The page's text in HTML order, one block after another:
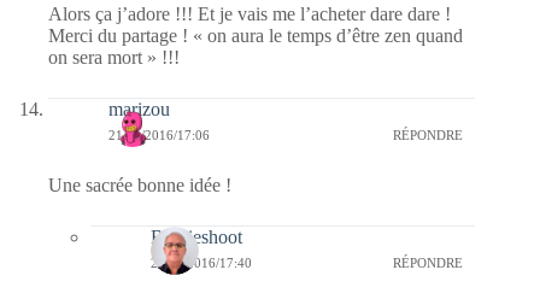
Alors ça j’adore !!! Et je vais me l’acheter dare dare !
Merci du partage ! « on aura le temps d’être zen quand
on sera mort » !!!
marizou
21/01/2016/17:06 RÉPONDRE
Une sacrée bonne idée !
Bernieshoot
21/01/2016/17:40 RÉPONDRE